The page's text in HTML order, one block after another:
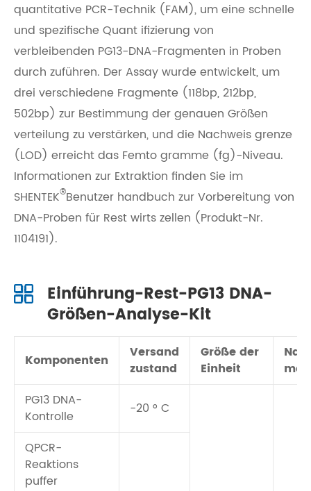
quantitative PCR-Technik (FAM), um eine schnelle
und spezifische Quant ifizierung von
verbleibenden PG13-DNA-Fragmenten in Proben
durch zuführen. Der Assay wurde entwickelt, um
drei verschiedene Fragmente (118bp, 212bp,
502bp) zur Bestimmung der genauen Größen
verteilung zu verstärken, und die Nachweis grenze
(LOD) erreicht das Femto gramme (fg)-Niveau.
Informationen zur Extraktion finden Sie im
SHENTEK®Benutzer handbuch zur Vorbereitung von
DNA-Proben für Rest wirts zellen (Produkt-Nr.
1104191).
Einführung-Rest-PG13 DNA-
Größen-Analyse-Kit
Komponenten
Versand
zustand
Größe der
Einheit
PG13 DNA-
Kontrolle
-20 ° C
QPCR-
Reaktions
puffer